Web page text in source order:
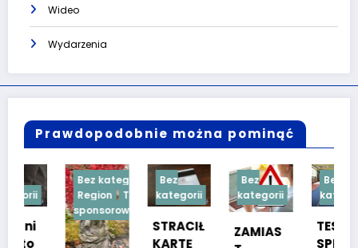
Wideo
Wydarzenia
Prawdopodobnie można pominąć
Bez kategorii
Region
Treść
sponsorowana
Bez
kategorii
STRACIŁ
KARTĘ
Bez
kategorii
ZAMIAS
Bez
kategorii
TESTY
SPRAW